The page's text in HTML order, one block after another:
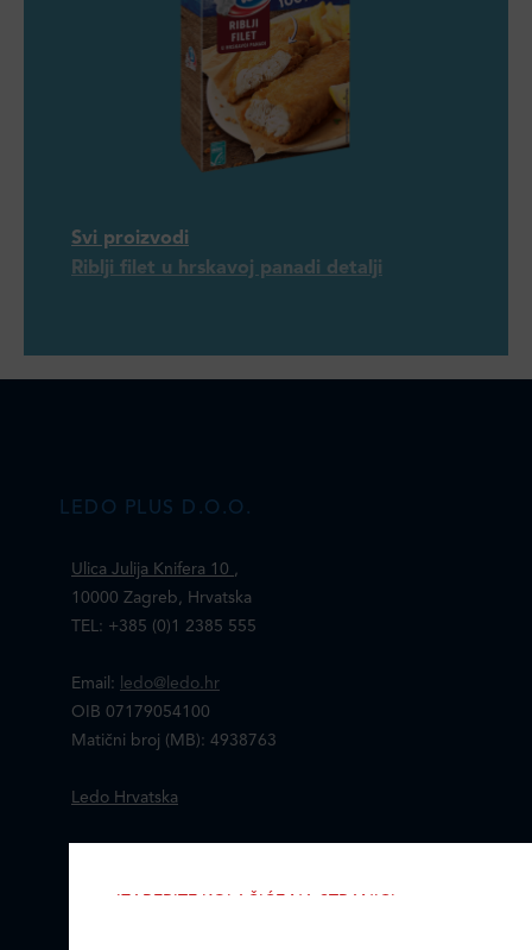
Svi proizvodi
Riblji filet u hrskavoj panadi detalji
LEDO PLUS D.O.O.
Ulica Julija Knifera 10 ,
10000 Zagreb, Hrvatska
TEL: +385 (0)1 2385 555
Email:
ledo@ledo.hr
OIB 07179054100
Matični broj (MB): 4938763
Ledo Hrvatska
IZABERITE KOLAČIĆE NA STRANICI